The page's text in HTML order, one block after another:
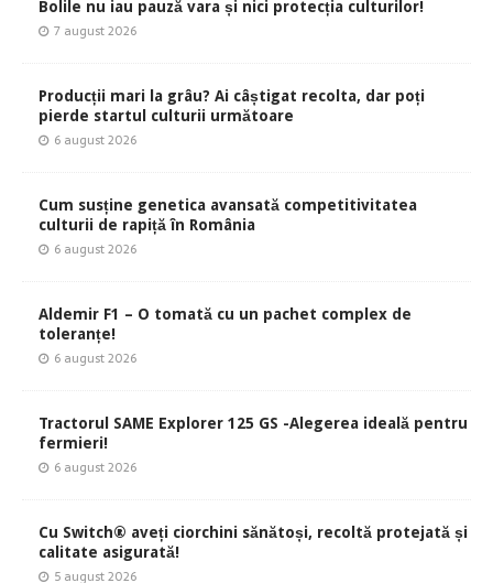
Bolile nu iau pauză vara și nici protecția culturilor!
7 august 2026
Producții mari la grâu? Ai câștigat recolta, dar poți
pierde startul culturii următoare
6 august 2026
Cum susține genetica avansată competitivitatea
culturii de rapiță în România
6 august 2026
Aldemir F1 – O tomată cu un pachet complex de
toleranțe!
6 august 2026
Tractorul SAME Explorer 125 GS -Alegerea ideală pentru
fermieri!
6 august 2026
Cu Switch® aveți ciorchini sănătoși, recoltă protejată și
calitate asigurată!
5 august 2026